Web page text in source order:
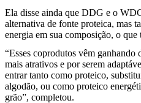
Ela disse ainda que DDG e o
alternativa de fonte proteica, mas
energia em sua composição, o que
“Esses coprodutos vêm ganhando
mais atrativos e por serem
entrar tanto como proteico,
algodão, ou como proteico
grão”, completou.